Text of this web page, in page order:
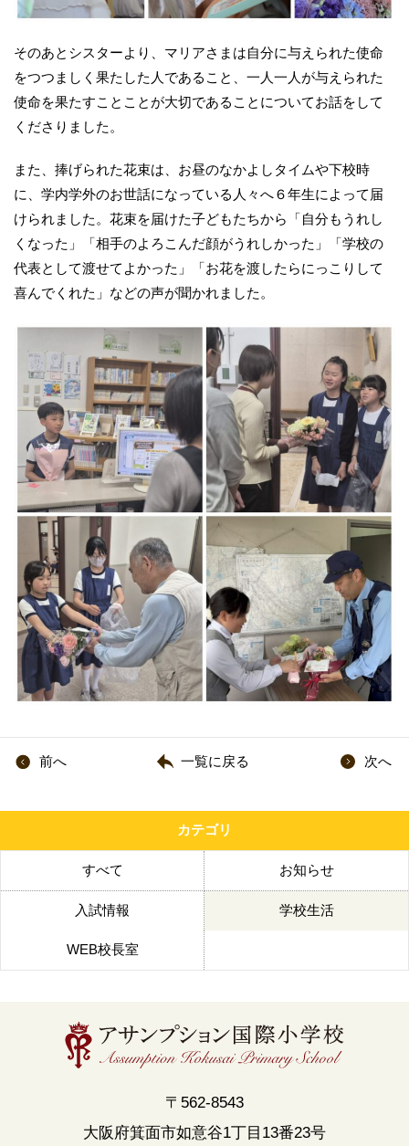
そのあとシスターより、マリアさまは自分に与えられた使命
をつつましく果たした人であること、一人一人が与えられた
使命を果たすことことが大切であることについてお話をして
くださりました。
また、捧げられた花束は、お昼のなかよしタイムや下校時
に、学内学外のお世話になっている人々へ６年生によって届
けられました。花束を届けた子どもたちから「自分もうれし
くなった」「相手のよろこんだ顔がうれしかった」「学校の
代表として渡せてよかった」「お花を渡したらにっこりして
喜んでくれた」などの声が聞かれました。
前へ 一覧に戻る 次へ
カテゴリ
すべて お知らせ
入試情報 学校生活
WEB校長室
〒562-8543
大阪府箕面市如意谷1丁目13番23号